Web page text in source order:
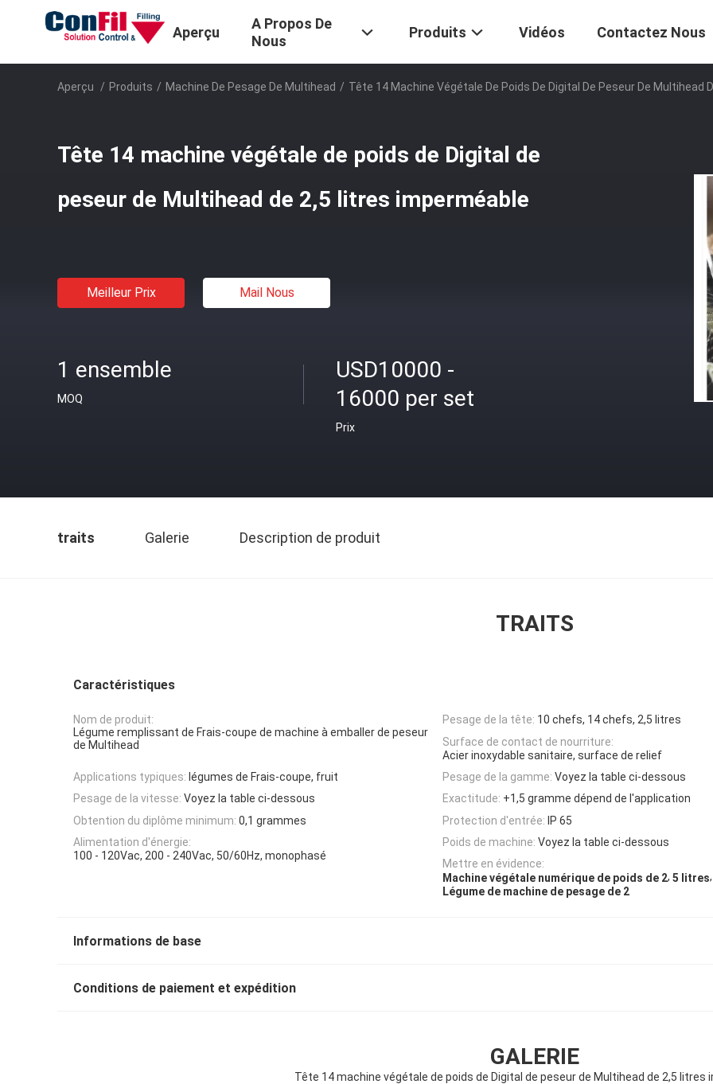
Aperçu
A Propos De
Nous
Produits Vidéos Contactez Nous
Aperçu / Produits / Machine De Pesage De Multihead / Tête 14 Machine Végétale De Poids De Digital De Peseur De Multihead
Tête 14 machine végétale de poids de Digital de
peseur de Multihead de 2,5 litres imperméable
Meilleur Prix Mail Nous
1 ensemble
MOQ
USD10000 -
16000 per set
Prix
traits Galerie Description de produit
TRAITS
Caractéristiques
Nom de produit:
Légume remplissant de Frais-coupe de machine à emballer de peseur
de Multihead
Pesage de la tête: 10 chefs, 14 chefs, 2,5 litres
Surface de contact de nourriture:
Acier inoxydable sanitaire, surface de relief
Applications typiques: légumes de Frais-coupe, fruit Pesage de la gamme: Voyez la table ci-dessous
Pesage de la vitesse: Voyez la table ci-dessous Exactitude: +1,5 gramme dépend de l'application
Obtention du diplôme minimum: 0,1 grammes Protection d'entrée: IP 65
Alimentation d'énergie:
100 - 120Vac, 200 - 240Vac, 50/60Hz, monophasé
Poids de machine: Voyez la table ci-dessous
Mettre en évidence:
Machine végétale numérique de poids de 2, 5 litres,
Légume de machine de pesage de 2
Informations de base
Conditions de paiement et expédition
GALERIE
Tête 14 machine végétale de poids de Digital de peseur de Multihead de 2,5 litres